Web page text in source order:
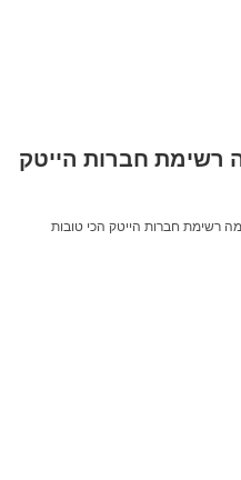
רשימת חברות הייטק
רשימת חברות הייטק הכי טובות